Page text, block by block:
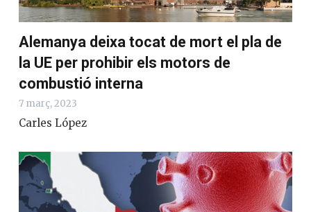
Alemanya deixa tocat de mort el pla de
la UE per prohibir els motors de
combustió interna
7 març, 2023
Carles López